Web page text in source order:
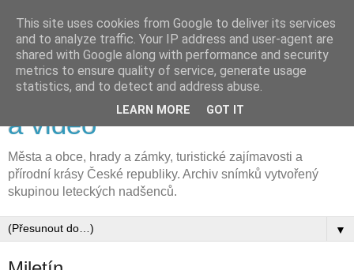
FLyFOTO letecká fotografie
a video
Města a obce, hrady a zámky, turistické zajímavosti a
přírodní krásy České republiky. Archiv snímků vytvořený
skupinou leteckých nadšenců.
▼
This site uses cookies from Google to deliver its services
and to analyze traffic. Your IP address and user-agent are
shared with Google along with performance and security
metrics to ensure quality of service, generate usage
statistics, and to detect and address abuse.
LEARN MORE GOT IT